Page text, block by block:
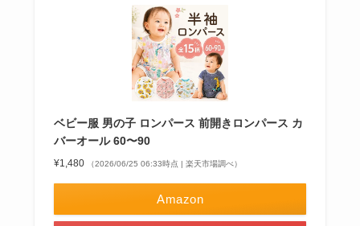
ベビー服 男の子 ロンパース 前開きロンパース カ
バーオール 60〜90
¥1,480 （2026/06/25 06:33時点 | 楽天市場調べ）
Amazon